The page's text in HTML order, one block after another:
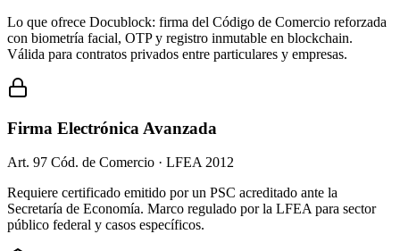
Lo que ofrece Docublock: firma del Código de Comercio reforzada
con biometría facial, OTP y registro inmutable en blockchain.
Válida para contratos privados entre particulares y empresas.
Firma Electrónica Avanzada
Art. 97 Cód. de Comercio · LFEA 2012
Requiere certificado emitido por un PSC acreditado ante la
Secretaría de Economía. Marco regulado por la LFEA para sector
público federal y casos específicos.